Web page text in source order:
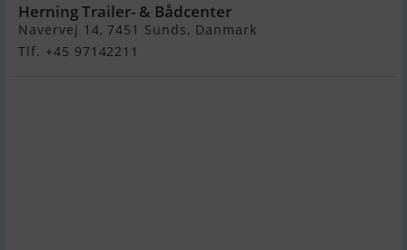
Herning Trailer- & Bådcenter
Navervej 14, 7451 Sunds, Danmark
Tlf. +45 97142211